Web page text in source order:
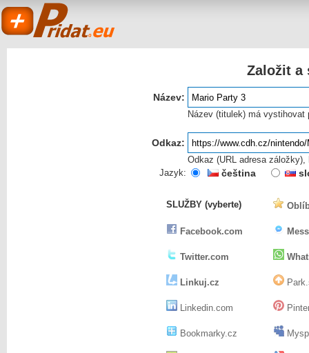
Založit a
Název:
Název (titulek) má vystihovat
Odkaz:
Odkaz (URL adresa záložky),
Jazyk:
čeština
SLUŽBY (vyberte)
Facebook.com
Twitter.com
Linkuj.cz
Linkedin.com
Bookmarky.cz